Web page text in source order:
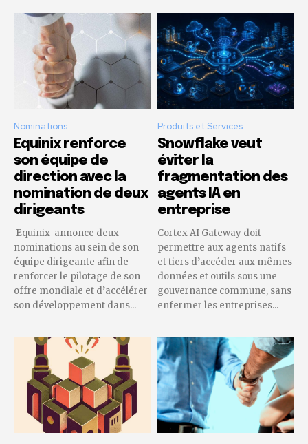
Nominations
Equinix renforce
son équipe de
direction avec la
nomination de deux
dirigeants
Equinix annonce deux
nominations au sein de son
équipe dirigeante afin de
renforcer le pilotage de son
offre mondiale et d’accélérer
son développement dans...
Produits et Services
Snowflake veut
éviter la
fragmentation des
agents IA en
entreprise
Cortex AI Gateway doit
permettre aux agents natifs
et tiers d’accéder aux mêmes
données et outils sous une
gouvernance commune, sans
enfermer les entreprises...